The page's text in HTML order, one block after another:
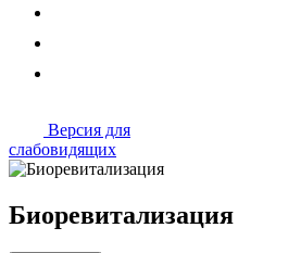
Версия для
слабовидящих
Биоревитализация